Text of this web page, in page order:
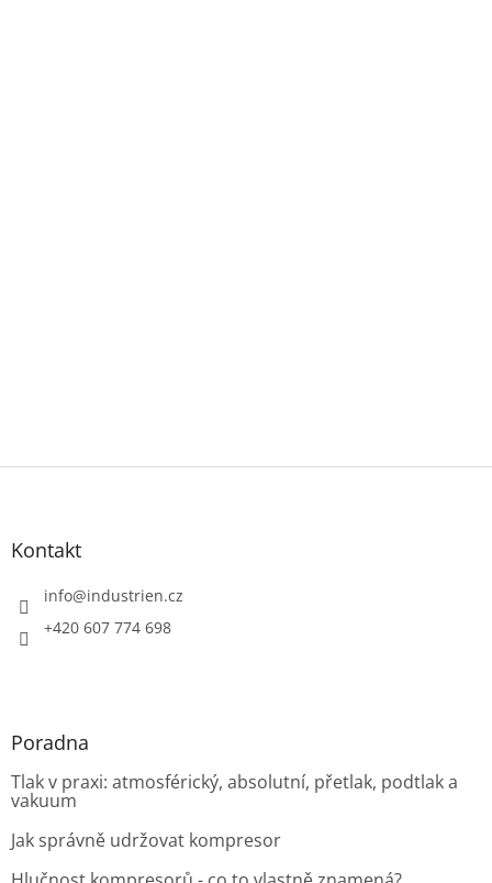
Z
Kontakt
info@industrien.cz
+420 607 774 698
Poradna
Tlak v praxi: atmosférický, absolutní, přetlak, podtlak a
vakuum
Jak správně udržovat kompresor